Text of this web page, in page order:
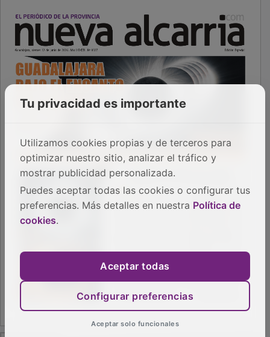
Tu privacidad es importante
Utilizamos cookies propias y de terceros para
optimizar nuestro sitio, analizar el tráfico y
mostrar publicidad personalizada.
Puedes aceptar todas las cookies o configurar tus
preferencias. Más detalles en nuestra Política de
cookies.
Aceptar todas
Configurar preferencias
Aceptar solo funcionales